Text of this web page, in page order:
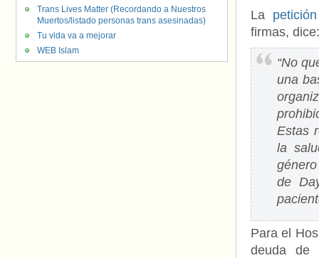
La
firmas, dice:
“No
una
Estas
la
de
Para el
deuda de
Trans Lives Matter (Recordando a Nuestros
Muertos/listado personas trans asesinadas)
Tu vida va a mejorar
WEB Islam